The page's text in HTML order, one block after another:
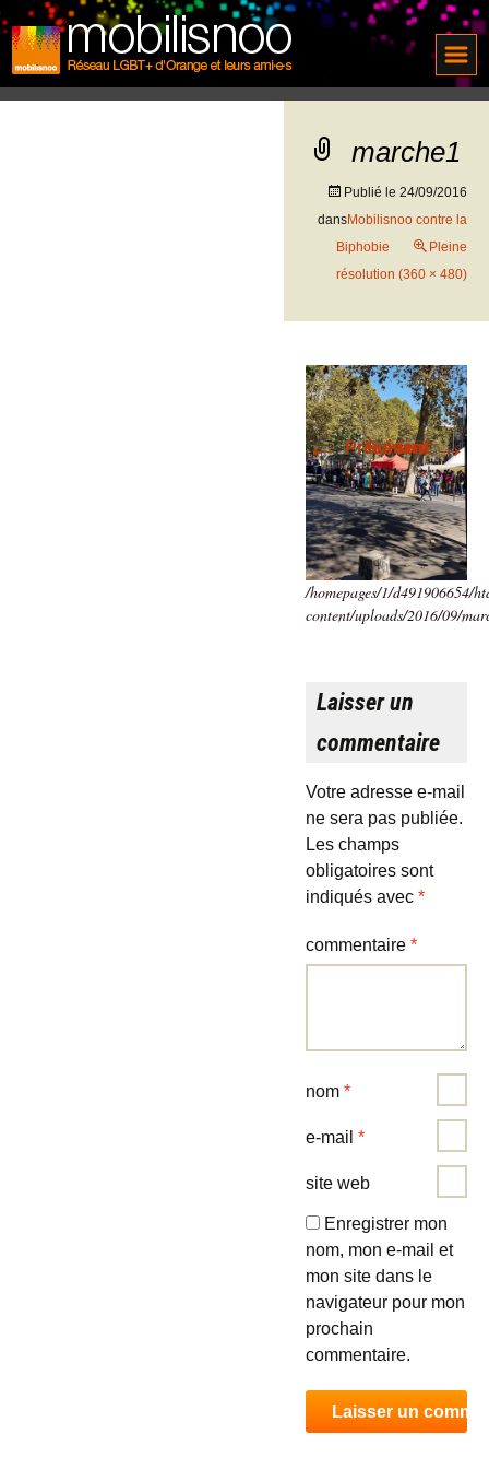
marche1
Publié le 24/09/2016
dansMobilisnoo contre la
Biphobie
Pleine
résolution (360 × 480)
←Précédent
Suivant→
/homepages/1/d491906654/
content/uploads/2016/09/
Laisser un
commentaire
Votre adresse e-mail
ne sera pas publiée.
Les champs
obligatoires sont
indiqués avec *
commentaire *
nom *
e-mail *
site web
Enregistrer mon
nom, mon e-mail et
mon site dans le
navigateur pour mon
prochain
commentaire.